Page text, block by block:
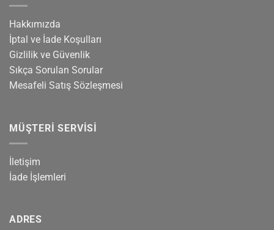
Hakkımızda
İptal ve İade Koşulları
Gizlilik ve Güvenlik
Sıkça Sorulan Sorular
Mesafeli Satış Sözleşmesi
MÜŞTERI SERVISI
İletişim
İade İşlemleri
ADRES